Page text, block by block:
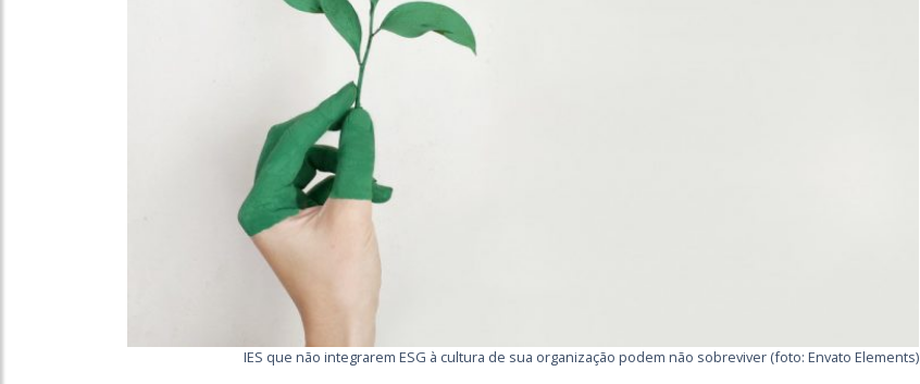
IES que não integrarem ESG à cultura de sua organização podem não sobreviver (foto: Envato Elements)